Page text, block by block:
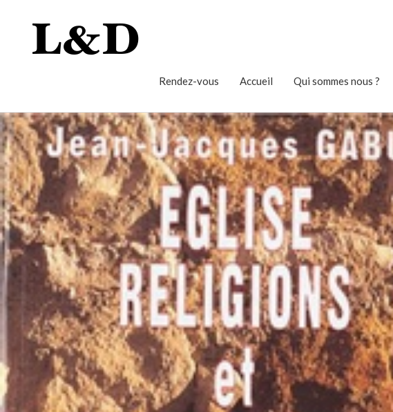
Rendez-vous Accueil Qui sommes nous ?